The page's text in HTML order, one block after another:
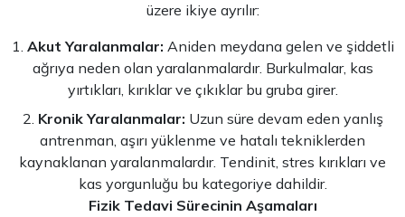
üzere ikiye ayrılır:
Akut Yaralanmalar: Aniden meydana gelen ve şiddetli
ağrıya neden olan yaralanmalardır. Burkulmalar, kas
yırtıkları, kırıklar ve çıkıklar bu gruba girer.
Kronik Yaralanmalar: Uzun süre devam eden yanlış
antrenman, aşırı yüklenme ve hatalı tekniklerden
kaynaklanan yaralanmalardır. Tendinit, stres kırıkları ve
kas yorgunluğu bu kategoriye dahildir.
Fizik Tedavi Sürecinin Aşamaları